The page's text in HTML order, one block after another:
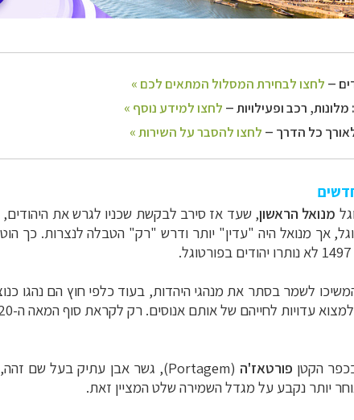
מנואל הראשון, שעד אז סירב לבקשת שכניו לגרש את היהודים,
אך מנואל היה "עדין" יותר ודרש "רק" הטבלה לנצרות. כך
לשמר בסתר את מנהגי היהדות, בעוד כלפי חוץ הם נהגו
הקטן פורטאז'ה (
Portagem